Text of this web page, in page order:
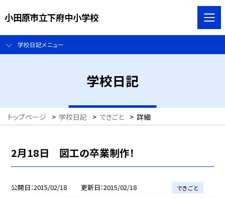
小田原市立下府中小学校
学校日記メニュー
学校日記
トップページ > 学校日記 > できごと > 詳細
2月18日 図工の卒業制作！
公開日 2015/02/18 更新日 2015/02/18 できごと